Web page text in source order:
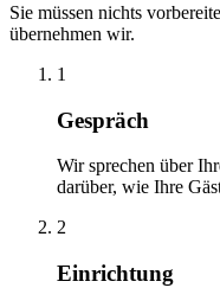
Sie müssen nichts
übernehmen wir.
1
Gespräch
Wir sprechen über
darüber, wie Ihre
2
Einrichtung